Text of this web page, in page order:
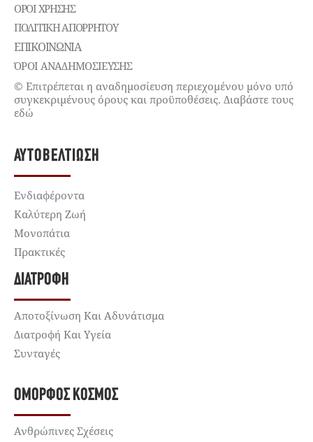
ΌΡΟΙ ΧΡΉΣΗΣ
ΠΟΛΙΤΙΚΉ ΑΠΟΡΡΉΤΟΥ
ΕΠΙΚΟΙΝΩΝΊΑ
ΌΡΟΙ ΑΝΑΔΗΜΟΣΙΕΥΣΗΣ
© Επιτρέπεται η αναδημοσίευση περιεχομένου μόνο υπό
συγκεκριμένους όρους και προϋποθέσεις. Διαβάστε τους
εδώ
ΑΥΤΟΒΕΛΤΊΩΣΗ
Ενδιαφέροντα
Καλύτερη Ζωή
Μονοπάτια
Πρακτικές
ΔΙΑΤΡΟΦΉ
Αποτοξίνωση Και Αδυνάτισμα
Διατροφή Και Υγεία
Συνταγές
ΌΜΟΡΦΟΣ ΚΌΣΜΟΣ
Ανθρώπινες Σχέσεις